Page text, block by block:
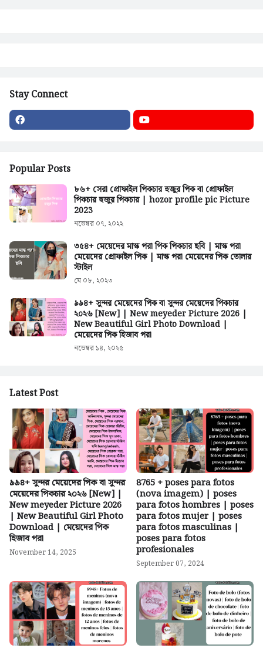
Stay Connect
Popular Posts
৮৬+ সেরা প্রোফাইল পিকচার হুজুর পিক বা প্রোফাইল
পিকচার হুজুর পিকচার | hozor profile pic Picture
2023
নভেম্বর ০৭, ২০২২
৩৫৪+ মেয়েদের মাস্ক পরা পিক পিকচার ছবি | মাস্ক পরা
মেয়েদের প্রোফাইল পিক | মাস্ক পরা মেয়েদের পিক তোলার
স্টাইল
মে ০৮, ২০২৩
৯৯৪+ সুন্দর মেয়েদের পিক বা সুন্দর মেয়েদের পিকচার
২০২৬ [New] | New meyeder Picture 2026 |
New Beautiful Girl Photo Download |
মেয়েদের পিক হিজাব পরা
নভেম্বর ১৪, ২০২৫
Latest Post
৯৯৪+ সুন্দর মেয়েদের পিক বা সুন্দর
মেয়েদের পিকচার ২০২৬ [New] |
New meyeder Picture 2026
| New Beautiful Girl Photo
Download | মেয়েদের পিক
হিজাব পরা
November 14, 2025
8765 + poses para fotos
(nova imagem) | poses
para fotos hombres | poses
para fotos mujer | poses
para fotos masculinas |
poses para fotos
profesionales
September 07, 2024